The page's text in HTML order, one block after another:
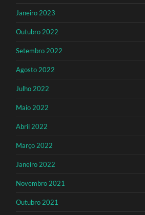
Janeiro 2023
Outubro 2022
Setembro 2022
Agosto 2022
Julho 2022
Maio 2022
Abril 2022
Março 2022
Janeiro 2022
Novembro 2021
Outubro 2021